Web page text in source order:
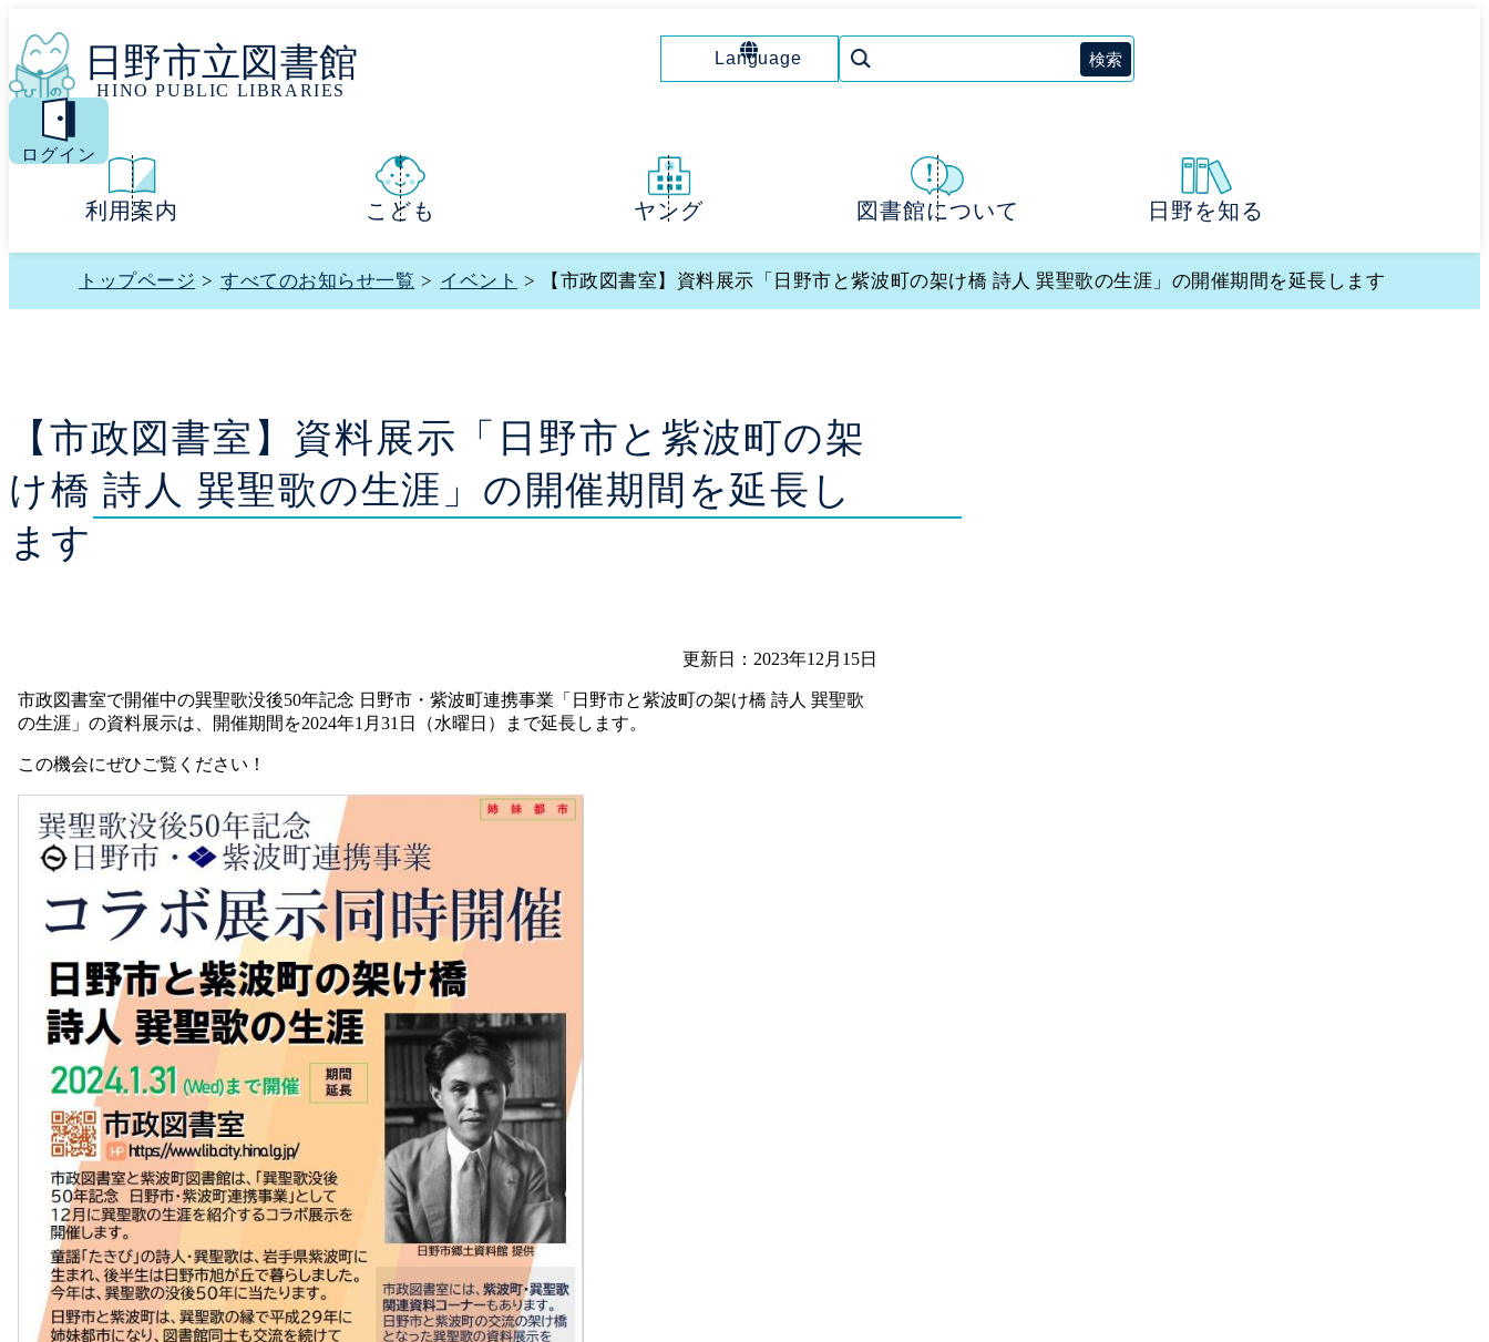
日野市立図書館
HINO PUBLIC LIBRARIES
Language
MENU
ログイン
利用案内 こども ヤング 図書館について 日野を知る
トップページ > すべてのお知らせ一覧 > イベント > 【市政図書室】資料展示「日野市と紫波町の架け橋 詩人 巽聖歌の生涯」の開催期間を延長します
【市政図書室】資料展示「日野市と紫波町の架
け橋 詩人 巽聖歌の生涯」の開催期間を延長し
ます
更新日：2023年12月15日
市政図書室で開催中の巽聖歌没後50年記念 日野市・紫波町連携事業「日野市と紫波町の架け橋 詩人 巽聖歌
の生涯」の資料展示は、開催期間を2024年1月31日（水曜日）まで延長します。
この機会にぜひご覧ください！